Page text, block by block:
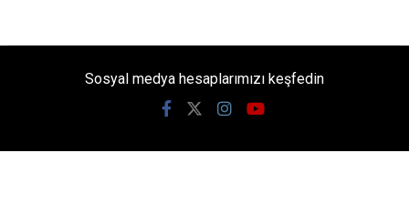
Sosyal medya hesaplarımızı keşfedin